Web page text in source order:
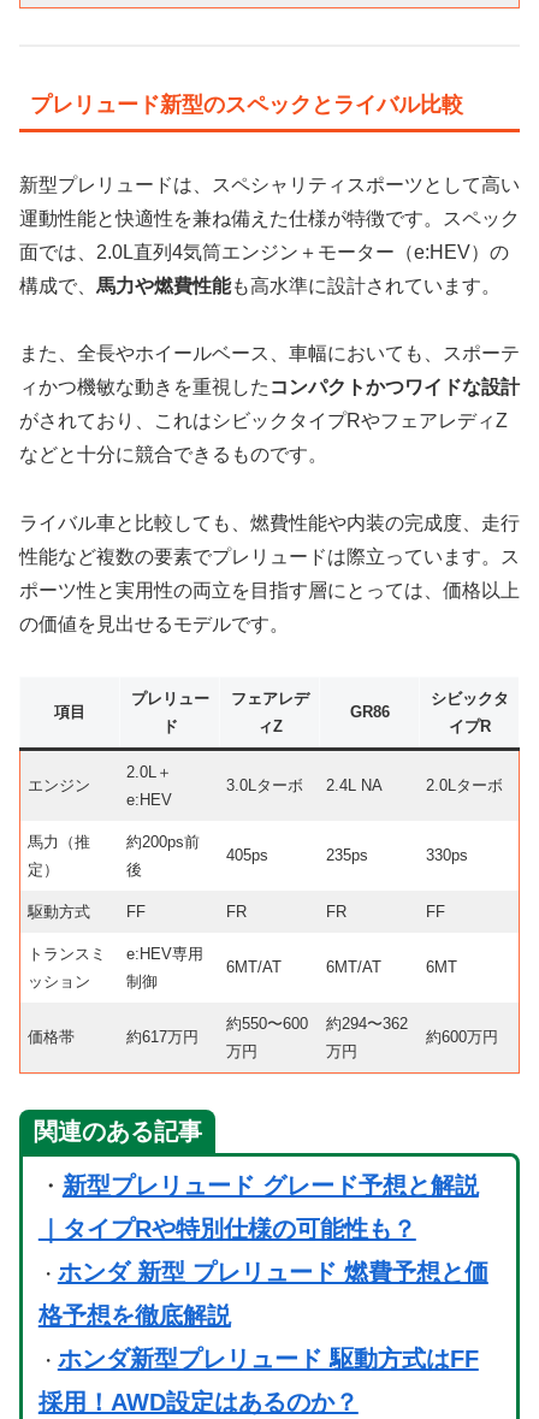
プレリュード新型のスペックとライバル比較
新型プレリュードは、スペシャリティスポーツとして高い
運動性能と快適性を兼ね備えた仕様が特徴です。スペック
面では、2.0L直列4気筒エンジン＋モーター（e:HEV）の
構成で、 馬力や燃費性能も高水準に設計されています。
また、全長やホイールベース、車幅においても、スポーテ
ィかつ機敏な動きを重視した コンパクトかつワイドな設計
がされており、これはシビックタイプRやフェアレディZ
などと十分に競合できるものです。
ライバル車と比較しても、燃費性能や内装の完成度、走行
性能など複数の要素でプレリュードは際立っています。ス
ポーツ性と実用性の両立を目指す層にとっては、価格以上
の価値を見出せるモデルです。
項目
プレリュー
ド
フェアレデ
ィZ
GR86
シビックタ
イプR
エンジン
2.0L＋
e:HEV
3.0Lターボ 2.4L NA 2.0Lターボ
馬力（推
定）
約200ps前
後
405ps 235ps 330ps
駆動方式 FF FR FR FF
トランスミ
ッション
e:HEV専用
制御
6MT/AT 6MT/AT 6MT
価格帯 約617万円
約550〜600
万円
約294〜362
万円
約600万円
関連のある記事
・ 新型プレリュード グレード予想と解説
｜タイプRや特別仕様の可能性も？
・ ホンダ 新型 プレリュード 燃費予想と価
格予想を徹底解説
・ ホンダ新型プレリュード 駆動方式はFF
採用！AWD設定はあるのか？